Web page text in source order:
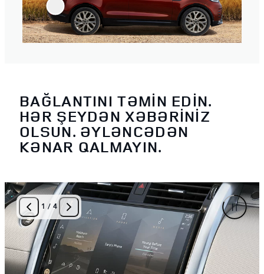
BAĞLANTINI TƏMİN EDİN.
HƏR ŞEYDƏN XƏBƏRİNİZ
OLSUN. ƏYLƏNCƏDƏN
KƏNAR QALMAYIN.
1 / 4